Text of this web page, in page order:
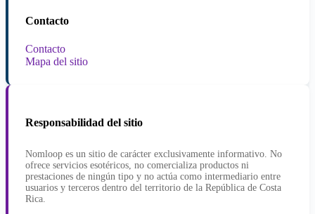
Contacto
Contacto
Mapa del sitio
Responsabilidad del sitio
Nomloop es un sitio de carácter exclusivamente informativo. No
ofrece servicios esotéricos, no comercializa productos ni
prestaciones de ningún tipo y no actúa como intermediario entre
usuarios y terceros dentro del territorio de la República de Costa
Rica.